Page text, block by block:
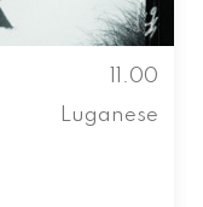
11.00
Luganese